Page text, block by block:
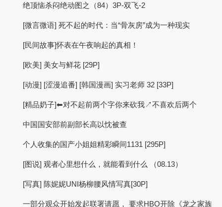
绝顶恼杀闷绝动图之（84）3P-双飞-2
[微言微语] 死不起的时代：当“骨灰房”成为一种现实
[民间故事]怀表在午夜响起的真相！
[欧美] 美女与鲜花 [29P]
[动漫] [涩漫追番] [韩国漫画] 实习老师 32 [33P]
[精品奶子]⬅对不起前两个字你来砍我↗不喜欢后两个
中国国安部前副部长高以忱被查
个人收集的国产小姐姐精彩瞬间1131 [295P]
[图说] 观者心里想什么，就能看到什么 （08.13）
[写真] 陈妮妮UNI杨柳腰风情写真[30P]
一部分观众开始发起联署请愿， 要求HBO开除《龙之家族